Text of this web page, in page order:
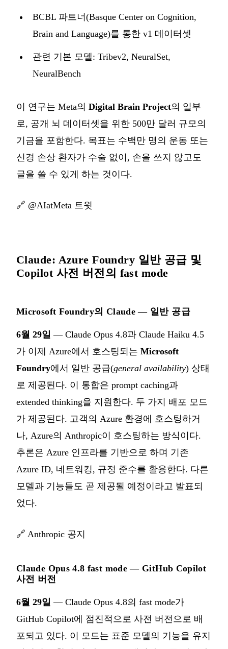
BCBL 파트너(Basque Center on Cognition,
Brain and Language)를 통한 v1 데이터셋
관련 기본 모델: Tribev2, NeuralSet,
NeuralBench
이 연구는 Meta의 Digital Brain Project의 일부
로, 공개 뇌 데이터셋을 위한 500만 달러 규모의
기금을 포함한다. 목표는 수백만 명의 운동 또는
신경 손상 환자가 수술 없이, 손을 쓰지 않고도
글을 쓸 수 있게 하는 것이다.
🔗 @AIatMeta 트윗
Claude: Azure Foundry 일반 공급 및
Copilot 사전 버전의 fast mode
Microsoft Foundry의 Claude — 일반 공급
6월 29일 — Claude Opus 4.8과 Claude Haiku 4.5
가 이제 Azure에서 호스팅되는 Microsoft
Foundry에서 일반 공급(general availability) 상태
로 제공된다. 이 통합은 prompt caching과
extended thinking을 지원한다. 두 가지 배포 모드
가 제공된다. 고객의 Azure 환경에 호스팅하거
나, Azure의 Anthropic이 호스팅하는 방식이다.
추론은 Azure 인프라를 기반으로 하며 기존
Azure ID, 네트워킹, 규정 준수를 활용한다. 다른
모델과 기능들도 곧 제공될 예정이라고 발표되
었다.
🔗 Anthropic 공지
Claude Opus 4.8 fast mode — GitHub Copilot
사전 버전
6월 29일 — Claude Opus 4.8의 fast mode가
GitHub Copilot에 점진적으로 사전 버전으로 배
포되고 있다. 이 모드는 표준 모델의 기능을 유지